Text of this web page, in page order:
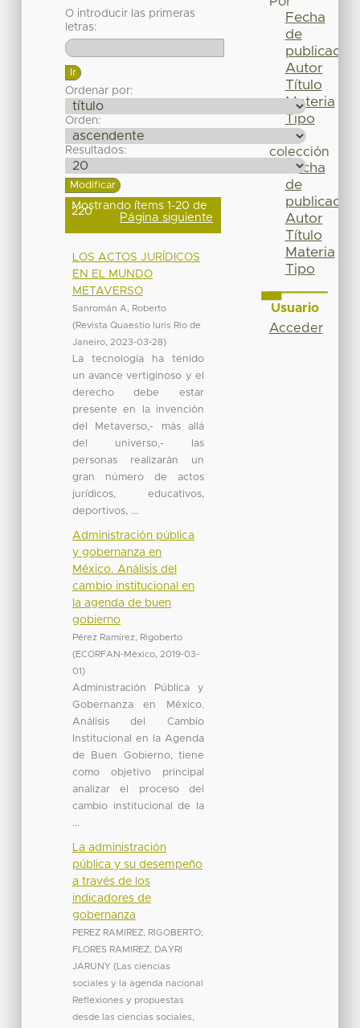
O introducir las primeras
letras:
Ordenar por:
Orden:
Resultados:
Mostrando ítems 1-20 de
220 Página siguiente
LOS ACTOS JURÍDICOS
EN EL MUNDO
METAVERSO
Sanromán A, Roberto
(Revista Quaestio Iuris Río de
Janeiro, 2023-03-28)
La tecnología ha tenido
un avance vertiginoso y el
derecho debe estar
presente en la invención
del Metaverso,- más allá
del universo,- las
personas realizarán un
gran número de actos
jurídicos, educativos,
deportivos, ...
Administración pública
y gobernanza en
México. Análisis del
cambio institucional en
la agenda de buen
gobierno
Pérez Ramírez, Rigoberto
(ECORFAN-México, 2019-03-
01)
Administración Pública y
Gobernanza en México.
Análisis del Cambio
Institucional en la Agenda
de Buen Gobierno, tiene
como objetivo principal
analizar el proceso del
cambio institucional de la
...
La administración
pública y su desempeño
a través de los
indicadores de
gobernanza
PEREZ RAMIREZ, RIGOBERTO;
FLORES RAMIREZ, DAYRI
JARUNY (Las ciencias
sociales y la agenda nacional
Reflexiones y propuestas
desde las ciencias sociales
Fecha
de
publicación
Autor
Título
Materia
Tipo
colección
Fecha
de
publicación
Autor
Título
Materia
Tipo
Usuario
Acceder